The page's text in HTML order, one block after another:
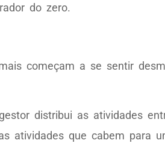
do zero.
começam a se sentir
distribui as atividades
atividades que cabem para